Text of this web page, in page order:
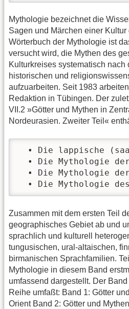
Mythologie bezeichnet die
Sagen und Märchen einer
Wörterbuch der Mythologie ist
versucht wird, die Mythen des
Kulturkreises systematisch
historischen und
aufzuarbeiten. Seit 1983
Redaktion in Tübingen. Der
VII.2 »Götter und Mythen in
Nordeurasien. Zweiter Teil«
• Die lappische
• Die Mythologie
• Die Mythologie
• Die Mythologie
Zusammen mit dem ersten Teil
geographisches Gebiet ab und
sprachlich und kulturell
tungusischen, ural-altaischen,
birmanischen Sprachfamilien.
Mythologie in diesem Band
umfassend dargestellt. Der
Reihe umfaßt: Band 1: Götter
Orient Band 2: Götter und